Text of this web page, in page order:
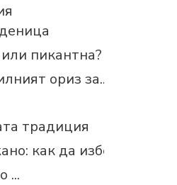
пикантна?
ориз за...
традиция
как да изберем
...